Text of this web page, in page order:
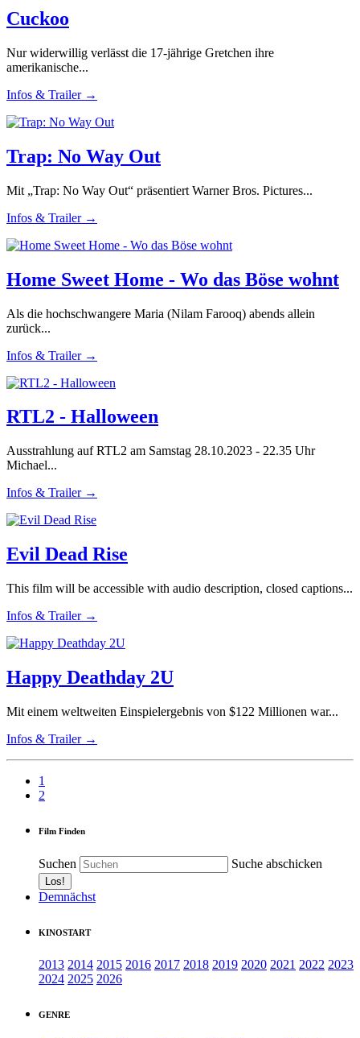
Cuckoo
Nur widerwillig verlässt die 17-jährige Gretchen ihre
amerikanische...
Infos & Trailer →
Trap: No Way Out
Mit „Trap: No Way Out“ präsentiert Warner Bros. Pictures...
Infos & Trailer →
Home Sweet Home - Wo das Böse wohnt
Als die hochschwangere Maria (Nilam Farooq) abends allein
zurück...
Infos & Trailer →
RTL2 - Halloween
Ausstrahlung auf RTL2 am Samstag 28.10.2023 - 22.35 Uhr
Michael...
Infos & Trailer →
Evil Dead Rise
This film will be accessible with audio description, closed captions...
Infos & Trailer →
Happy Deathday 2U
Mit einem weltweiten Einspielergebnis von $122 Millionen war...
Infos & Trailer →
1
2
Film Finden
Suchen Suche abschicken
Demnächst
KINOSTART
2013 2014 2015 2016 2017 2018 2019 2020 2021 2022 2023
2024 2025 2026
GENRE